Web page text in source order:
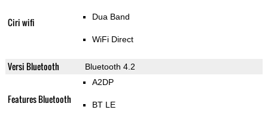
Ciri wifi Dua Band
WiFi Direct
Versi Bluetooth Bluetooth 4.2
Features Bluetooth
A2DP
BT LE